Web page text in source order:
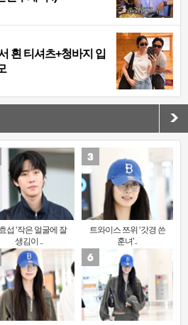
흰 티셔츠+청바지 입
섭 ‘작은 얼굴에 잘
생김이 ..
트와이스 쯔위 ‘갓경 쓴
훈녀’..